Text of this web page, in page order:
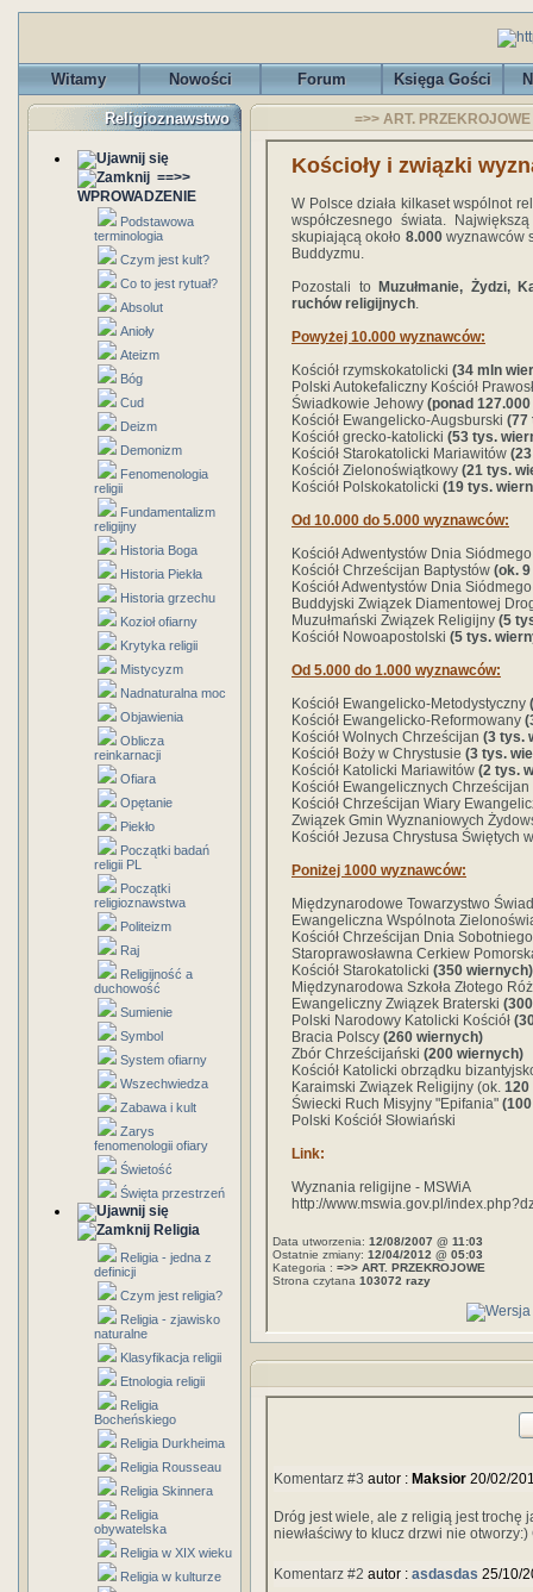
Witamy Nowości Forum Księga Gości
Religioznawstwo
==>>
WPROWADZENIE
Podstawowa
terminologia
Czym jest kult?
Co to jest rytuał?
Absolut
Anioły
Ateizm
Bóg
Cud
Deizm
Demonizm
Fenomenologia
religii
Fundamentalizm
religijny
Historia Boga
Historia Piekła
Historia grzechu
Kozioł ofiarny
Krytyka religii
Mistycyzm
Nadnaturalna moc
Objawienia
Oblicza
reinkarnacji
Ofiara
Opętanie
Piekło
Początki badań
religii PL
Początki
religioznawstwa
Politeizm
Raj
Religijność a
duchowość
Sumienie
Symbol
System ofiarny
Wszechwiedza
Zabawa i kult
Zarys
fenomenologii ofiary
Świetość
Święta przestrzeń
Religia
Religia - jedna z
definicji
Czym jest religia?
Religia - zjawisko
naturalne
Klasyfikacja religii
Etnologia religii
Religia
Bocheńskiego
Religia Durkheima
Religia Rousseau
Religia Skinnera
Religia
obywatelska
Religia w XIX wieku
Religia w kulturze
=>> ART.
Kościoły i związki
W Polsce działa kilkaset wspólnot
współczesnego świata.
skupiającą około 8.000wyznawców
Buddyzmu.
Pozostali to Muzułmanie, Żydzi,
ruchów religijnych.
Powyżej 10.000 wyznawców:
Kościół rzymskokatolicki (34 mln
Polski Autokefaliczny Kościół
Świadkowie Jehowy (ponad
Kościół Ewangelicko-Augsburski (77
Kościół grecko-katolicki (53 tys.
Kościół Starokatolicki Mariawitów
Kościół Zielonoświątkowy (21 tys.
Kościół Polskokatolicki (19 tys.
Od 10.000 do 5.000 wyznawców:
Kościół Adwentystów Dnia
Kościół Chrześcijan Baptystów (ok.
Kościół Adwentystów Dnia
Buddyjski Związek Diamentowej
Muzułmański Związek Religijny (5
Kościół Nowoapostolski (5 tys.
Od 5.000 do 1.000 wyznawców:
Kościół Ewangelicko-Metodystyczny
Kościół Ewangelicko-Reformowany
Kościół Wolnych Chrześcijan (3 tys.
Kościół Boży w Chrystusie (3 tys.
Kościół Katolicki Mariawitów (2 tys.
Kościół Ewangelicznych Chrześcijan
Kościół Chrześcijan Wiary
Związek Gmin Wyznaniowych
Kościół Jezusa Chrystusa Świętych
Poniżej 1000 wyznawców:
Międzynarodowe Towarzystwo
Ewangeliczna Wspólnota
Kościół Chrześcijan Dnia
Staroprawosławna Cerkiew
Kościół Starokatolicki (350 wiernych)
Międzynarodowa Szkoła Złotego
Ewangeliczny Związek Braterski
Polski Narodowy Katolicki Kościół
Bracia Polscy (260 wiernych)
Zbór Chrześcijański (200 wiernych)
Kościół Katolicki obrządku
Karaimski Związek Religijny (ok. 120
Świecki Ruch Misyjny "Epifania"
Polski Kościół Słowiański
Link:
Wyznania religijne - MSWiA
http://www.mswia.gov.pl/
Data utworzenia: 12/08/2007 @ 11:03
Ostatnie zmiany: 12/04/2012 @ 05:03
Kategoria : =>> ART. PRZEKROJOWE
Strona czytana 103072 razy
Komentarz #3 autor : Maksior 20/02/
Dróg jest wiele, ale z religią jest trochę
niewłaściwy to klucz drzwi nie
Komentarz #2 autor : asdasdas 25/10/